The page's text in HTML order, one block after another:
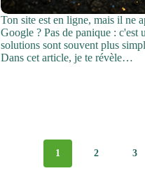
Ton site est en ligne, mais il ne
Google ? Pas de panique : c'est
solutions sont souvent plus
Dans cet article, je te révèle…
1 2 3